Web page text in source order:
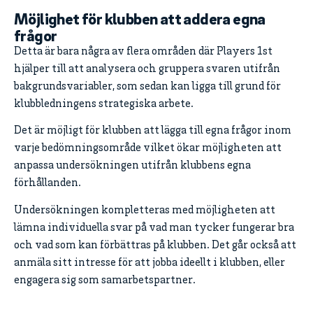
Möjlighet för klubben att addera egna
frågor
Detta är bara några av flera områden där Players 1st
hjälper till att analysera och gruppera svaren utifrån
bakgrundsvariabler, som sedan kan ligga till grund för
klubbledningens strategiska arbete.
Det är möjligt för klubben att lägga till egna frågor inom
varje bedömningsområde vilket ökar möjligheten att
anpassa undersökningen utifrån klubbens egna
förhållanden.
Undersökningen kompletteras med möjligheten att
lämna individuella svar på vad man tycker fungerar bra
och vad som kan förbättras på klubben. Det går också att
anmäla sitt intresse för att jobba ideellt i klubben, eller
engagera sig som samarbetspartner.